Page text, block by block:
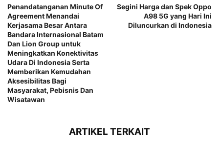
Penandatanganan Minute Of
Agreement Menandai
Kerjasama Besar Antara
Bandara Internasional Batam
Dan Lion Group untuk
Meningkatkan Konektivitas
Udara Di Indonesia Serta
Memberikan Kemudahan
Aksesibilitas Bagi
Masyarakat, Pebisnis Dan
Wisatawan
Segini Harga dan Spek Oppo
A98 5G yang Hari Ini
Diluncurkan di Indonesia
ARTIKEL TERKAIT